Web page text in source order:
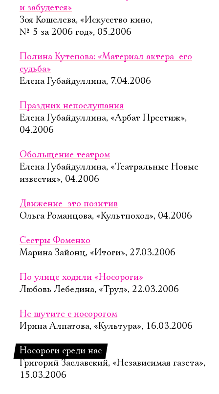
и забудется»
Зоя Кошелева, «Искусство кино,
№ 5 за 2006 год», 05.2006
Полина Кутепова: «Материал актера  его
судьба»
Елена Губайдуллина, 7.04.2006
Праздник непослушания
Елена Губайдуллина, «Арбат Престиж»,
04.2006
Обольщение театром
Елена Губайдуллина, «Театральные Новые
известия», 04.2006
Движение  это позитив
Ольга Романцова, «Культпоход», 04.2006
Сестры Фоменко
Марина Зайонц, «Итоги», 27.03.2006
По улице ходили «Носороги»
Любовь Лебедина, «Труд», 22.03.2006
Не шутите с носорогом
Ирина Алпатова, «Культура», 16.03.2006
Носороги среди нас
Григорий Заславский, «Независимая газета»,
15.03.2006